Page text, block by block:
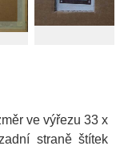
ve výřezu 33 x
straně štítek